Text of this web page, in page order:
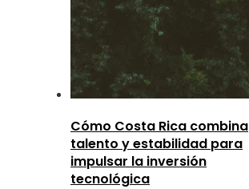
Cómo Costa Rica combina
talento y estabilidad para
impulsar la inversión
tecnológica